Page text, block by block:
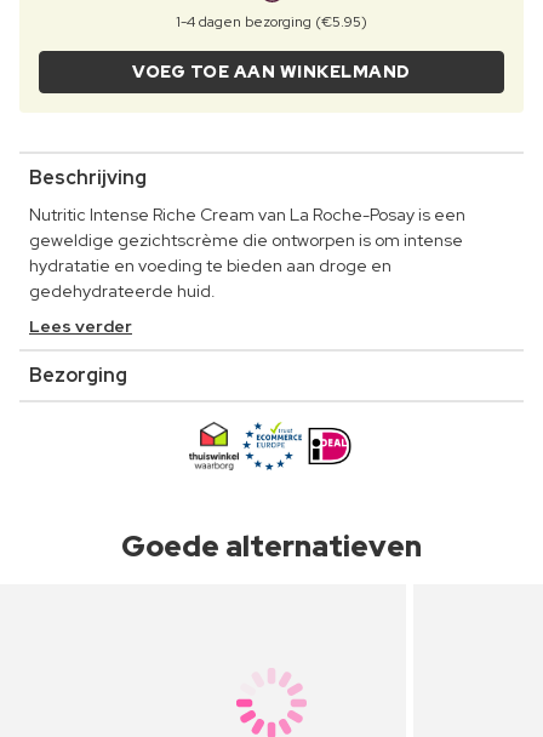
1-4 dagen bezorging (€5.95)
VOEG TOE AAN WINKELMAND
Beschrijving
Nutritic Intense Riche Cream van La Roche-Posay is een
geweldige gezichtscrème die ontworpen is om intense
hydratatie en voeding te bieden aan droge en
gedehydrateerde huid.
Lees verder
Bezorging
Goede alternatieven